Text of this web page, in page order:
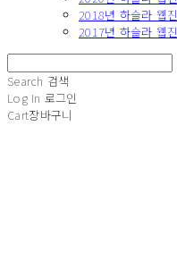
2018년 하슬라 웹진
2017년 하슬라 웹진
Search 검색
Log In 로그인
Cart장바구니